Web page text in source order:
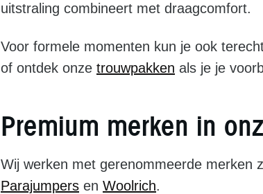
uitstraling combineert met draagcomfort.
Voor formele momenten kun je ook
of ontdek onze trouwpakken als je je
Premium merken in
Wij werken met gerenommeerde merken
Parajumpers en Woolrich.